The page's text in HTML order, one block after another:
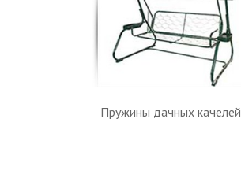
Пружины дачных качелей